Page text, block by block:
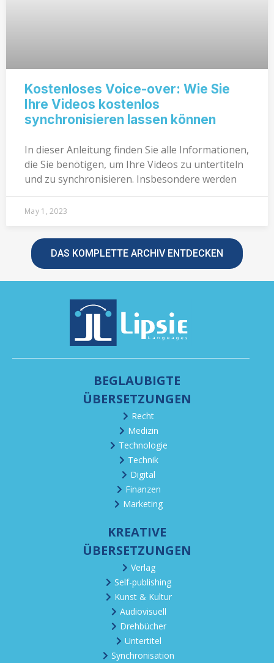
Kostenloses Voice-over: Wie Sie
Ihre Videos kostenlos
synchronisieren lassen können
In dieser Anleitung finden Sie alle Informationen,
die Sie benötigen, um Ihre Videos zu untertiteln
und zu synchronisieren. Insbesondere werden
May 1, 2023
DAS KOMPLETTE ARCHIV ENTDECKEN
BEGLAUBIGTE
ÜBERSETZUNGEN
Recht
Medizin
Technologie
Technik
Digital
Finanzen
Marketing
KREATIVE
ÜBERSETZUNGEN
Verlag
Self-publishing
Kunst & Kultur
Audiovisuell
Drehbücher
Untertitel
Synchronisation